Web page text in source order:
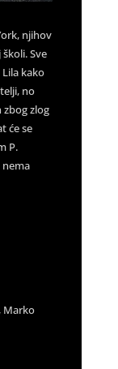
njihov
Sve
kako
no
zlog
će se
P.
Marko